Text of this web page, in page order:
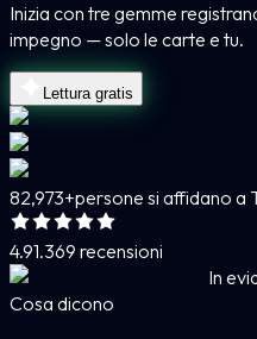
Inizia con tre gemme
impegno — solo le carte e tu.
Lettura gratis
82,973+persone si affidano a
4.91.369 recensioni
In
Cosa dicono